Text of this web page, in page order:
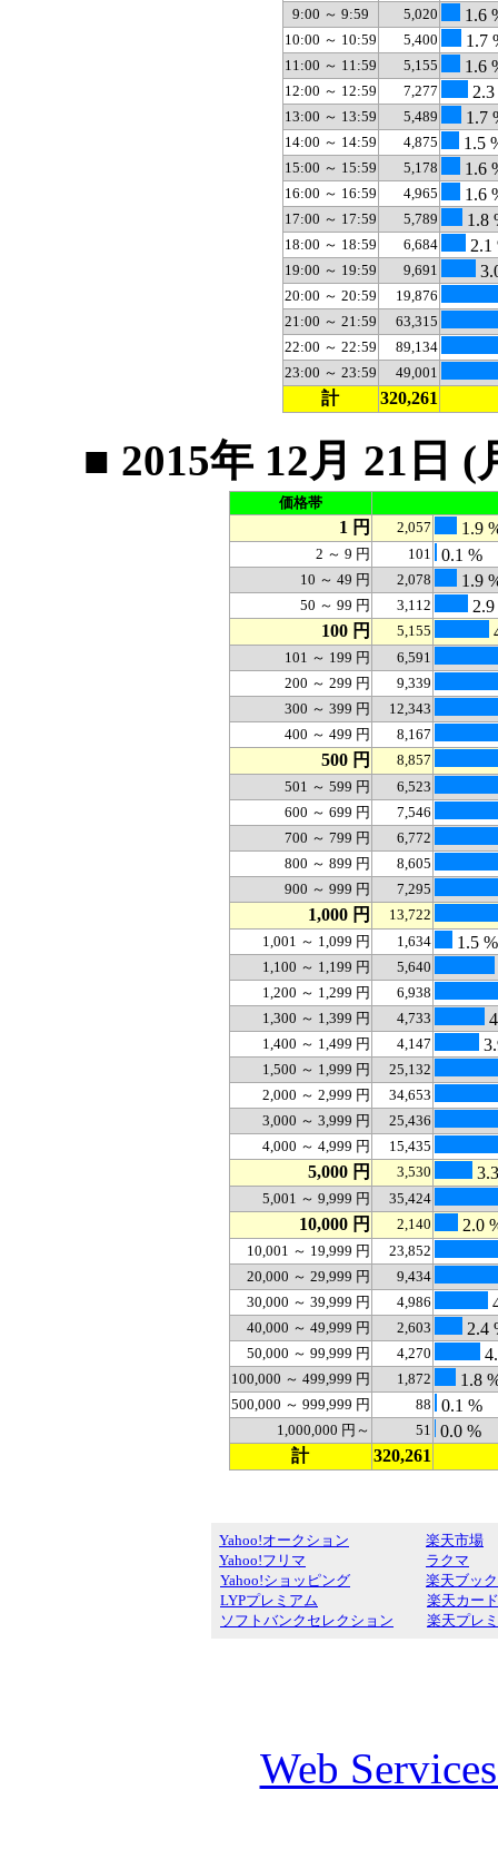
9:00 ～ 9:59 5,020 1.6
10:00 ～ 10:59 5,400 1.7
11:00 ～ 11:59 5,155 1.6
12:00 ～ 12:59 7,277
13:00 ～ 13:59 5,489 1.7
14:00 ～ 14:59 4,875 1.5
15:00 ～ 15:59 5,178 1.6
16:00 ～ 16:59 4,965 1.6
17:00 ～ 17:59 5,789 1.8
18:00 ～ 18:59 6,684 2.1
19:00 ～ 19:59 9,691
20:00 ～ 20:59
19,876
21:00 ～ 21:59
63,315
22:00 ～ 22:59
89,134
23:00 ～ 23:59
49,001
計 320,261
■ 2015年 12月 21日
価格帯
1 円 2,057 1.9
2 ～ 9 円 101 0.1 %
10 ～ 49 円 2,078 1.9
50 ～ 99 円 3,112
100 円
5,155
101 ～ 199 円
6,591
200 ～ 299 円
9,339
300 ～ 399 円
12,343
400 ～ 499 円
8,167
500 円
8,857
501 ～ 599 円
6,523
600 ～ 699 円
7,546
700 ～ 799 円
6,772
800 ～ 899 円
8,605
900 ～ 999 円
7,295
1,000 円
13,722
1,001 ～ 1,099 円
1,634 1.5 %
1,100 ～ 1,199 円 5,640
1,200 ～ 1,299 円
6,938
1,300 ～ 1,399 円
4,733
1,400 ～ 1,499 円 4,147
1,500 ～ 1,999 円
25,132
2,000 ～ 2,999 円
34,653
3,000 ～ 3,999 円
25,436
4,000 ～ 4,999 円
15,435
5,000 円 3,530
5,001 ～ 9,999 円 35,424
10,000 円 2,140 2.0
10,001 ～ 19,999 円
23,852
20,000 ～ 29,999 円
9,434
30,000 ～ 39,999 円
4,986
40,000 ～ 49,999 円 2,603 2.4
50,000 ～ 99,999 円 4,270
100,000 ～ 499,999 円 1,872 1.8
500,000 ～ 999,999 円 88 0.1 %
1,000,000 円～ 51 0.0 %
計
320,261
Yahoo!オークション
Yahoo!フリマ
Yahoo!ショッピング
LYPプレミアム
ソフトバンクセレクション
楽天市場
ラクマ
楽天ブッ
楽天カード
楽天プレ
Web